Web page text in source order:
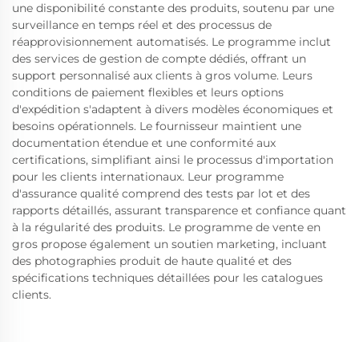
une disponibilité constante des produits, soutenu par une
surveillance en temps réel et des processus de
réapprovisionnement automatisés. Le programme inclut
des services de gestion de compte dédiés, offrant un
support personnalisé aux clients à gros volume. Leurs
conditions de paiement flexibles et leurs options
d'expédition s'adaptent à divers modèles économiques et
besoins opérationnels. Le fournisseur maintient une
documentation étendue et une conformité aux
certifications, simplifiant ainsi le processus d'importation
pour les clients internationaux. Leur programme
d'assurance qualité comprend des tests par lot et des
rapports détaillés, assurant transparence et confiance quant
à la régularité des produits. Le programme de vente en
gros propose également un soutien marketing, incluant
des photographies produit de haute qualité et des
spécifications techniques détaillées pour les catalogues
clients.